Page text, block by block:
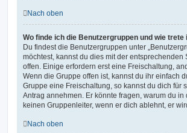
Nach oben
Wo finde ich die Benutzergruppen und wie trete
Du findest die Benutzergruppen unter
möchtest, kannst du dies mit der
offen. Einige erfordern erst eine Freischaltung,
Wenn die Gruppe offen ist, kannst du ihr einfach
Gruppe eine Freischaltung, so kannst du dich
Antrag annehmen. Er könnte fragen, warum du
keinen Gruppenleiter, wenn er dich ablehnt, er
Nach oben